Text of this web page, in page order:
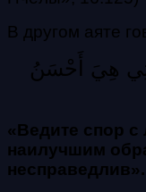
В другом аяте
هِيَ أَحْسَنُ
«Ведите спор
наилучшим
несправедлив».